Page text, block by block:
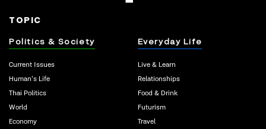
TOPIC
Politics & Society
Current Issues
Human’s Life
Thai Politics
World
Economy
Everyday Life
Live & Learn
Relationships
Food & Drink
Futurism
Travel